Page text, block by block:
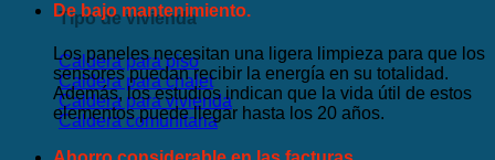
Tipo de vivienda
Caldera para piso
Caldera para chalet
Caldera para vivienda
Caldera comunitaria
De bajo mantenimiento.
Los paneles necesitan una ligera limpieza para que los
sensores puedan recibir la energía en su totalidad.
Además, los estudios indican que la vida útil de estos
elementos puede llegar hasta los 20 años.